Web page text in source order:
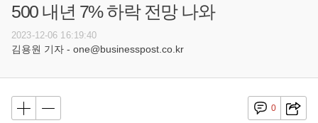
500 내년 7% 하락 전망 나와
2023-12-06 16:19:40
김용원 기자 - one@businesspost.co.kr
0